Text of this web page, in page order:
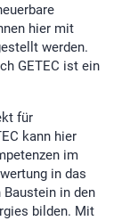
hier mit
werden.
GETEC ist ein
für
kann hier
im
in das
in den
bilden. Mit